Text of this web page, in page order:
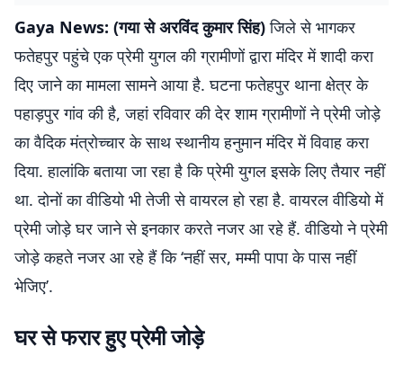
Gaya News: (गया से अरविंद कुमार सिंह)जिले से भागकर
फतेहपुर पहुंचे एक प्रेमी युगल की ग्रामीणों द्वारा मंदिर में शादी करा
दिए जाने का मामला सामने आया है. घटना फतेहपुर थाना क्षेत्र के
पहाड़पुर गांव की है, जहां रविवार की देर शाम ग्रामीणों ने प्रेमी जोड़े
का वैदिक मंत्रोच्चार के साथ स्थानीय हनुमान मंदिर में विवाह करा
दिया. हालांकि बताया जा रहा है कि प्रेमी युगल इसके लिए तैयार नहीं
था. दोनों का वीडियो भी तेजी से वायरल हो रहा है. वायरल वीडियो में
प्रेमी जोड़े घर जाने से इनकार करते नजर आ रहे हैं. वीडियो ने प्रेमी
जोड़े कहते नजर आ रहे हैं कि ‘नहीं सर, मम्मी पापा के पास नहीं
भेजिए’.
घर से फरार हुए प्रेमी जोड़े